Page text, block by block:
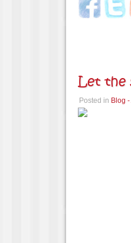
Let the
Posted in Blog -